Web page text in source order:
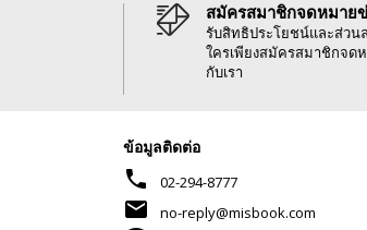
สมัครสมาชิกจดหมาย
รับสิทธิประโยชน์และส่วน
ใครเพียงสมัครสมาชิกจด
กับเรา
ข้อมูลติดต่อ
phone 02-294-8777
mail
no-reply@misbook.com